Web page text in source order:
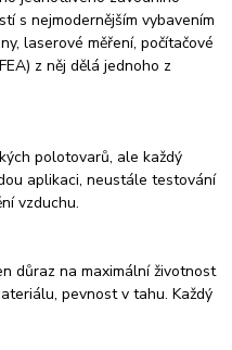
s nejmodernějším vybavením
laserové měření, počítačové
z něj dělá jednoho z
polotovarů, ale každý
aplikaci, neustále testování
vzduchu.
důraz na maximální životnost
pevnost v tahu. Každý